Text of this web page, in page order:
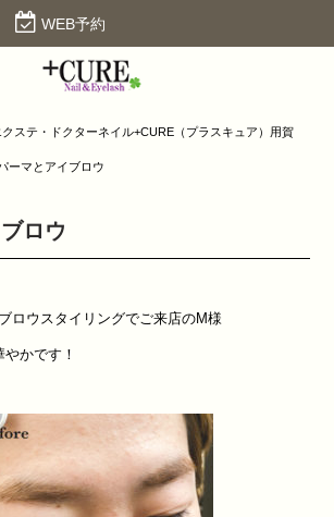
WEB予約
ステ・ドクターネイル+CURE（プラスキュア）用賀
ーマとアイブロウ
ロウ
ロウスタイリングでご来店のM様
かです！